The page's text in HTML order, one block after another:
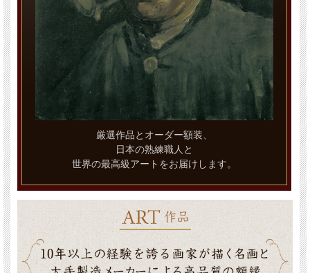
厳選作品とオーダー額装、
日本の熟練職人と
世界の最高級アートをお届けします。